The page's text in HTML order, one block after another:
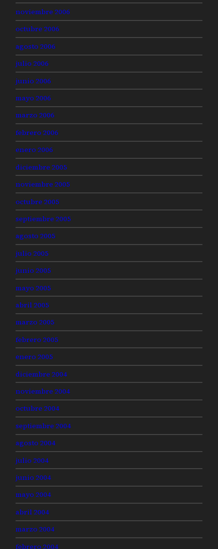
noviembre 2006
octubre 2006
agosto 2006
julio 2006
junio 2006
mayo 2006
marzo 2006
febrero 2006
enero 2006
diciembre 2005
noviembre 2005
octubre 2005
septiembre 2005
agosto 2005
julio 2005
junio 2005
mayo 2005
abril 2005
marzo 2005
febrero 2005
enero 2005
diciembre 2004
noviembre 2004
octubre 2004
septiembre 2004
agosto 2004
julio 2004
junio 2004
mayo 2004
abril 2004
marzo 2004
febrero 2004